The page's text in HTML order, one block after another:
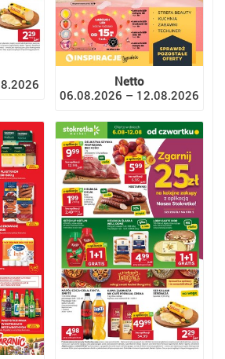
Netto
06.08.2026 – 12.08.2026